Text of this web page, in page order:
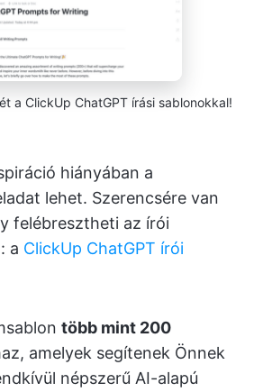
a ClickUp ChatGPT írási sablonokkal!
hiányában a
lehet. Szerencsére van
felébresztheti az írói
a ClickUp ChatGPT írói
több mint 200
amelyek segítenek Önnek
népszerű AI-alapú